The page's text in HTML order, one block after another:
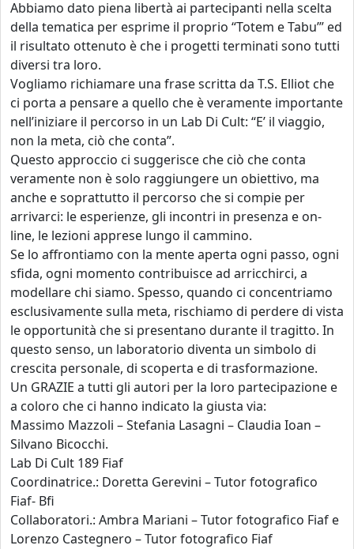
Abbiamo dato piena libertà ai partecipanti nella scelta
della tematica per esprime il proprio “Totem e Tabu’” ed
il risultato ottenuto è che i progetti terminati sono tutti
diversi tra loro.
Vogliamo richiamare una frase scritta da T.S. Elliot che
ci porta a pensare a quello che è veramente importante
nell’iniziare il percorso in un Lab Di Cult: “E’ il viaggio,
non la meta, ciò che conta”.
Questo approccio ci suggerisce che ciò che conta
veramente non è solo raggiungere un obiettivo, ma
anche e soprattutto il percorso che si compie per
arrivarci: le esperienze, gli incontri in presenza e on-
line, le lezioni apprese lungo il cammino.
Se lo affrontiamo con la mente aperta ogni passo, ogni
sfida, ogni momento contribuisce ad arricchirci, a
modellare chi siamo. Spesso, quando ci concentriamo
esclusivamente sulla meta, rischiamo di perdere di vista
le opportunità che si presentano durante il tragitto. In
questo senso, un laboratorio diventa un simbolo di
crescita personale, di scoperta e di trasformazione.
Un GRAZIE a tutti gli autori per la loro partecipazione e
a coloro che ci hanno indicato la giusta via:
Massimo Mazzoli – Stefania Lasagni – Claudia Ioan –
Silvano Bicocchi.
Lab Di Cult 189 Fiaf
Coordinatrice.: Doretta Gerevini – Tutor fotografico
Fiaf- Bfi
Collaboratori.: Ambra Mariani – Tutor fotografico Fiaf e
Lorenzo Castegnero – Tutor fotografico Fiaf